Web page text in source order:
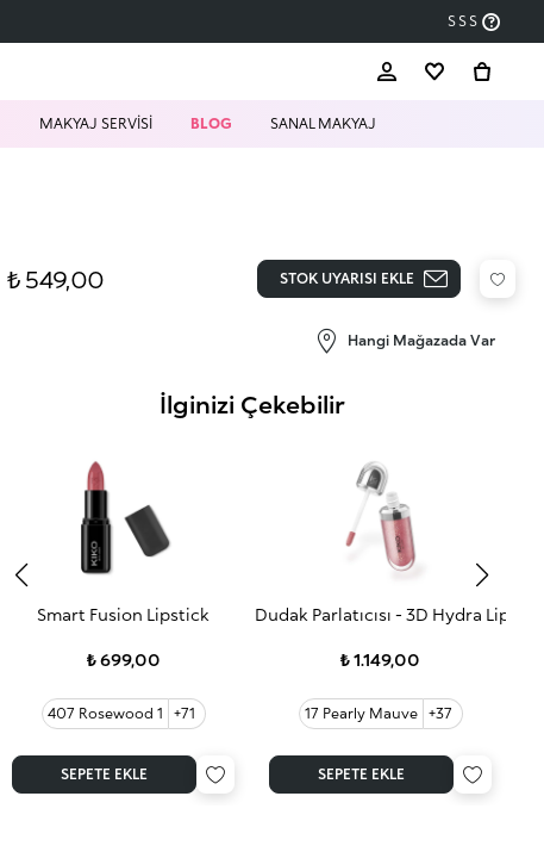
SSS
MAKYAJ SERVİSİ BLOG SANAL MAKYAJ
₺ 549,00 STOK UYARISI EKLE
Hangi Mağazada Var
İlginizi Çekebilir
Smart Fusion Lipstick
₺ 699,00
407 Rosewood 1 +71
SEPETE EKLE
Dudak Parlatıcısı - 3D Hydra Lip
₺ 1.149,00
17 Pearly Mauve +37
SEPETE EKLE